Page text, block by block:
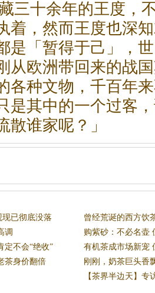
三十余年的王度，
着，然而王度也深
是「暂得于己」，
从欧洲带回来的战
各种文物，千百年
是其中的一个过客
散谁家呢？」
已彻底没落
曾经荒诞的西方饮
调
购紫砂：不必名壶
定不会“绝收”
有机茶成市场新宠
茶身价翻倍
刚刚，奶茶巨头香
广告
【茶界半边天】